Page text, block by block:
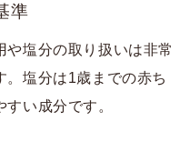
準
塩分の取り扱いは非常
。塩分は1歳までの赤ち
い成分です。